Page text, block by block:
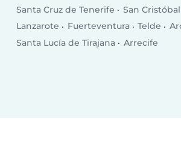
Santa Cruz de Tenerife
San
Lanzarote
Fuerteventura Telde
Santa Lucía de Tirajana
Arrecife